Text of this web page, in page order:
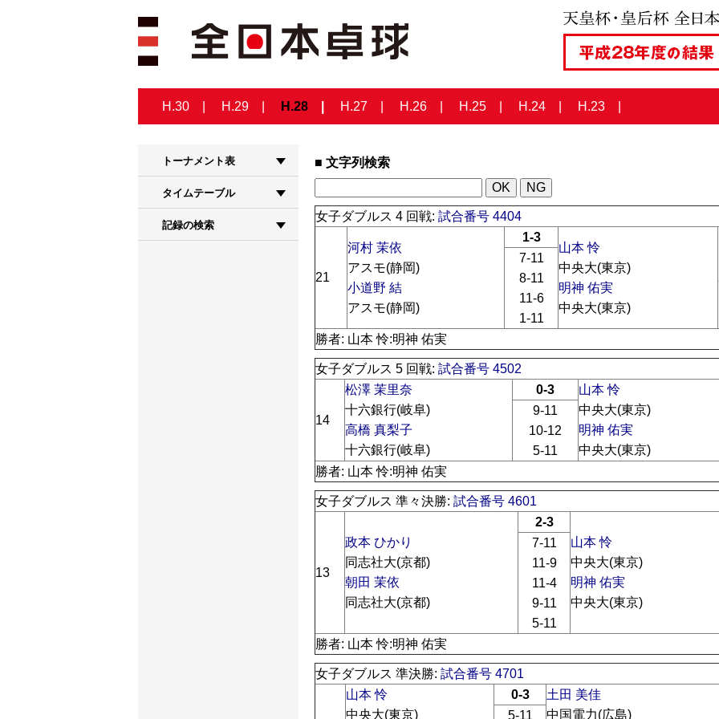
H.30 H.29 H.28 H.27 H.26 H.25 H.24 H.23
トーナメント表
タイムテーブル
記録の検索
文字列検索
女子ダブルス 4 回戦: 試合番号 4404
21
河村 茉依
アスモ(静岡)
小道野 結
アスモ(静岡)
1-3
山本 怜
中央大(東京)
明神 佑実
中央大(東京)
7-11
8-11
11-6
1-11
勝者: 山本 怜:明神 佑実
女子ダブルス 5 回戦: 試合番号 4502
14
松澤 茉里奈
十六銀行(岐阜)
高橋 真梨子
十六銀行(岐阜)
0-3
山本 怜
中央大(東京)
明神 佑実
中央大(東京)
9-11
10-12
5-11
勝者: 山本 怜:明神 佑実
女子ダブルス 準々決勝: 試合番号 4601
13
政本 ひかり
同志社大(京都)
朝田 茉依
同志社大(京都)
2-3
山本 怜
中央大(東京)
明神 佑実
中央大(東京)
7-11
11-9
11-4
9-11
5-11
勝者: 山本 怜:明神 佑実
女子ダブルス 準決勝: 試合番号 4701
山本 怜
中央大(東京)
0-3
土田 美佳
中国電力(広島)
5-11